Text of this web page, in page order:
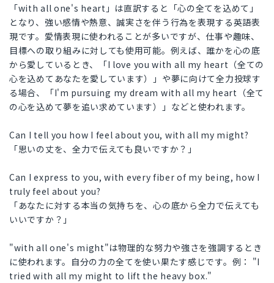
「with all one's heart」は直訳すると「心の全てを込めて」
となり、強い感情や熱意、誠実さを伴う行為を表現する英語表
現です。愛情表現に使われることが多いですが、仕事や趣味、
目標への取り組みに対しても使用可能。例えば、誰かを心の底
から愛しているとき、「I love you with all my heart（全ての
心を込めてあなたを愛しています）」や夢に向けて全力投球す
る場合、「I'm pursuing my dream with all my heart（全て
の心を込めて夢を追い求めています）」などと使われます。
Can I tell you how I feel about you, with all my might?
「思いの丈を、全力で伝えても良いですか？」
Can I express to you, with every fiber of my being, how I
truly feel about you?
「あなたに対する本当の気持ちを、心の底から全力で伝えても
いいですか？」
"with all one's might"は物理的な努力や強さを強調するとき
に使われます。自分の力の全てを使い果たす感じです。例： "I
tried with all my might to lift the heavy box."